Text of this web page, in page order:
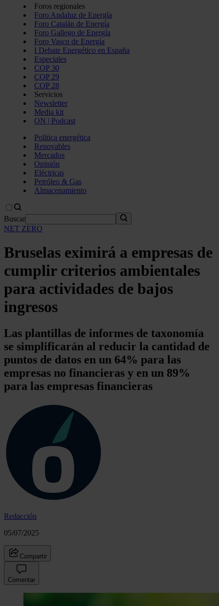
Foros regionales
Foro Andaluz de Energía
Foro Catalán de Energía
Foro Gallego de Energía
Foro Vasco de Energía
I Debate Energético en España
Especiales
COP 30
COP 29
COP 28
Servicios
Newsletter
Media kit
ON | Podcast
Política energética
Renovables
Mercados
Opinión
Eléctricas
Petróleo & Gas
Almacenamiento
Buscar
NET ZERO
Bruselas eximirá a empresas de
cumplir criterios ambientales
para actividades de bajos
ingresos
Las plantillas de informes de taxonomía
se simplificarán al reducir la cantidad de
puntos de datos en un 64% para las
empresas no financieras y en un 89%
para las empresas financieras
Redacción
05/07/2025
Compartir
Comentar